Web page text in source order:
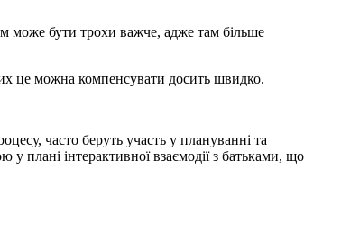
може бути трохи важче, адже там більше
це можна компенсувати досить швидко.
часто беруть участь у плануванні та
плані інтерактивної взаємодії з батьками, що